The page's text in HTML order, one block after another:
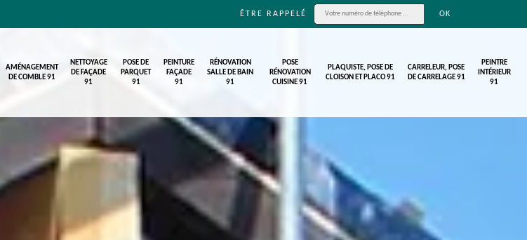
ÊTRE RAPPELÉ
AMÉNAGEMENT
DE COMBLE 91
NETTOYAGE
DE FAÇADE
91
POSE DE
PARQUET
91
PEINTURE
FAÇADE
91
RÉNOVATION
SALLE DE BAIN
91
POSE
RÉNOVATION
CUISINE 91
PLAQUISTE, POSE DE
CLOISON ET PLACO 91
CARRELEUR, POSE
DE CARRELAGE 91
PEINTRE
INTÉRIEUR
91